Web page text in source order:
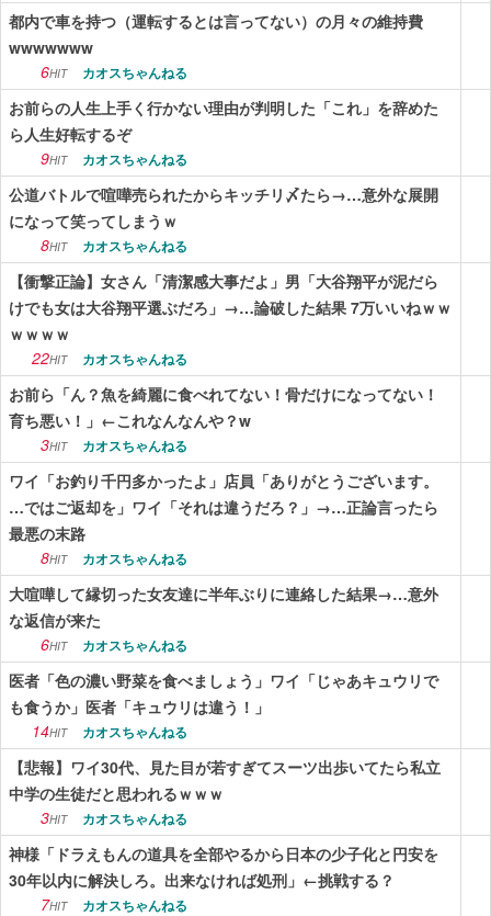
都内で車を持つ（運転するとは言ってない）の月々の維持費
wwwwwww
6HIT カオスちゃんねる
お前らの人生上手く行かない理由が判明した「これ」を辞めた
ら人生好転するぞ
9HIT カオスちゃんねる
公道バトルで喧嘩売られたからキッチリ〆たら→…意外な展開
になって笑ってしまうｗ
8HIT カオスちゃんねる
【衝撃正論】女さん「清潔感大事だよ」男「大谷翔平が泥だら
けでも女は大谷翔平選ぶだろ」→…論破した結果 7万いいねｗｗ
ｗｗｗｗ
22HIT カオスちゃんねる
お前ら「ん？魚を綺麗に食べれてない！骨だけになってない！
育ち悪い！」←これなんなんや？w
3HIT カオスちゃんねる
ワイ「お釣り千円多かったよ」店員「ありがとうございます。
…ではご返却を」ワイ「それは違うだろ？」→…正論言ったら
最悪の末路
8HIT カオスちゃんねる
大喧嘩して縁切った女友達に半年ぶりに連絡した結果→…意外
な返信が来た
6HIT カオスちゃんねる
医者「色の濃い野菜を食べましょう」ワイ「じゃあキュウリで
も食うか」医者「キュウリは違う！」
14HIT カオスちゃんねる
【悲報】ワイ30代、見た目が若すぎてスーツ出歩いてたら私立
中学の生徒だと思われるｗｗｗ
3HIT カオスちゃんねる
神様「ドラえもんの道具を全部やるから日本の少子化と円安を
30年以内に解決しろ。出来なければ処刑」←挑戦する？
7HIT カオスちゃんねる